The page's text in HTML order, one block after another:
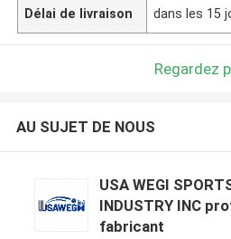
Délai de livraison dans les 15
Regardez
AU SUJET DE NOUS
USA WEGI
INDUSTRY INC
fabricant